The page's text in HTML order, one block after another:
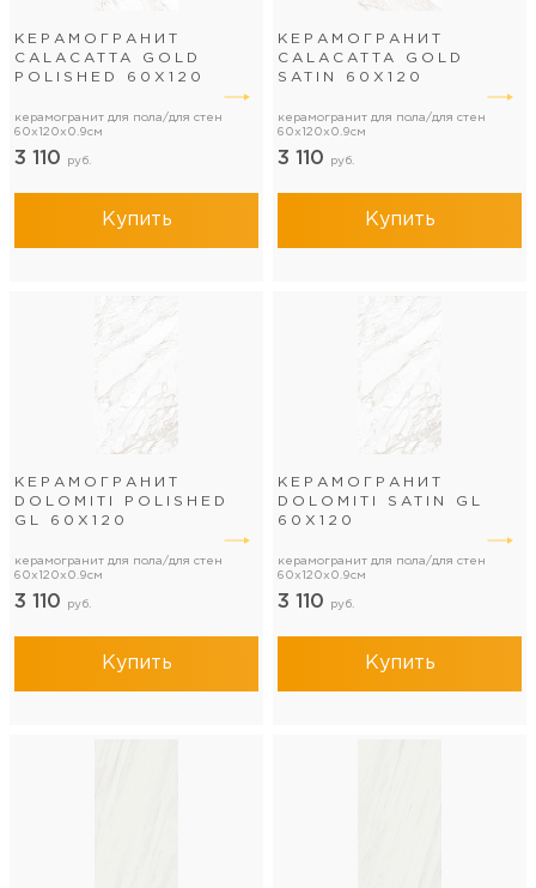
КЕРАМОГРАНИТ
CALACATTA GOLD
POLISHED 60Х120
керамогранит для пола/для стен
60x120x0.9см
3 110 руб.
Купить
КЕРАМОГРАНИТ
CALACATTA GOLD
SATIN 60Х120
керамогранит для пола/для стен
60x120x0.9см
3 110 руб.
Купить
КЕРАМОГРАНИТ
DOLOMITI POLISHED
GL 60Х120
керамогранит для пола/для стен
60x120x0.9см
3 110 руб.
Купить
КЕРАМОГРАНИТ
DOLOMITI SATIN GL
60Х120
керамогранит для пола/для стен
60x120x0.9см
3 110 руб.
Купить